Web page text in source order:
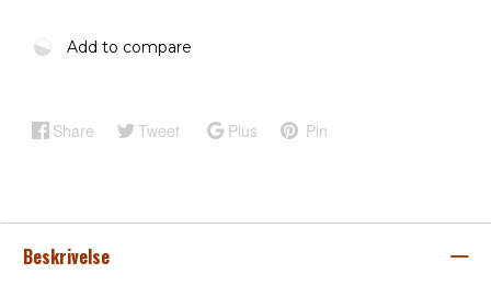
Add to compare
Share Tweet Plus Pin
Beskrivelse